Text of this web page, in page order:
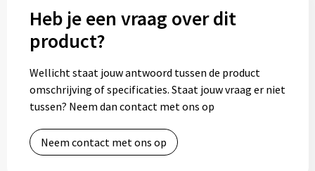
Technologie
Vrije tijd
Gereedschap
Persoonlijke verzorging
Zonnebrillen
Heb je een vraag over dit
product?
Wellicht staat jouw antwoord tussen de product
omschrijving of specificaties. Staat jouw vraag er niet
tussen? Neem dan contact met ons op
Neem contact met ons op